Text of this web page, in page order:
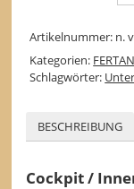
Artikelnummer: n.
Kategorien:
Schlagwörter:
BESCHREIBUNG
Cockpit /